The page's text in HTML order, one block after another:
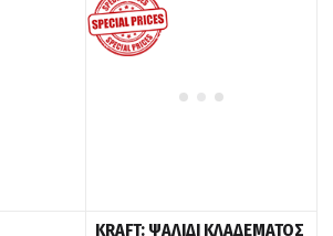
KRAFT: ΨΑΛΙΔΙ ΚΛΑΔΕΜΑΤΟΣ